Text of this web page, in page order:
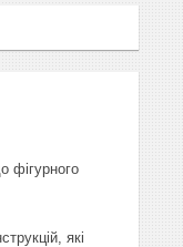
фігурного
які